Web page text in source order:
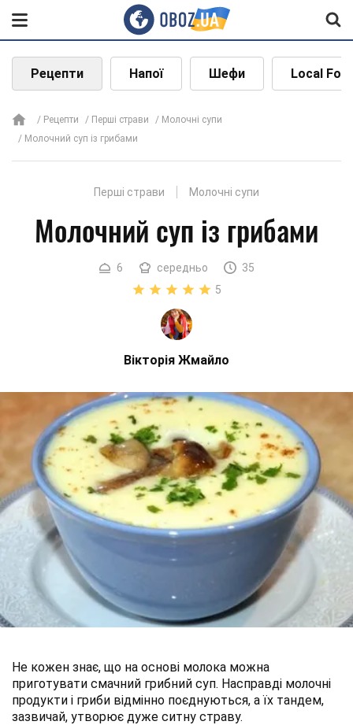
Рецепти Напої Шефи Local
Рецепти Перші страви
Молочні супи
Молочний суп із грибами
Перші страви Молочні супи
Молочний суп із грибами
6 середньо
35
5
Вікторія Жмайло
Не кожен знає, що на основі молока можна
приготувати смачний грибний суп. Насправді молочні
продукти і гриби відмінно поєднуються, а їх тандем,
зазвичай, утворює дуже ситну страву.